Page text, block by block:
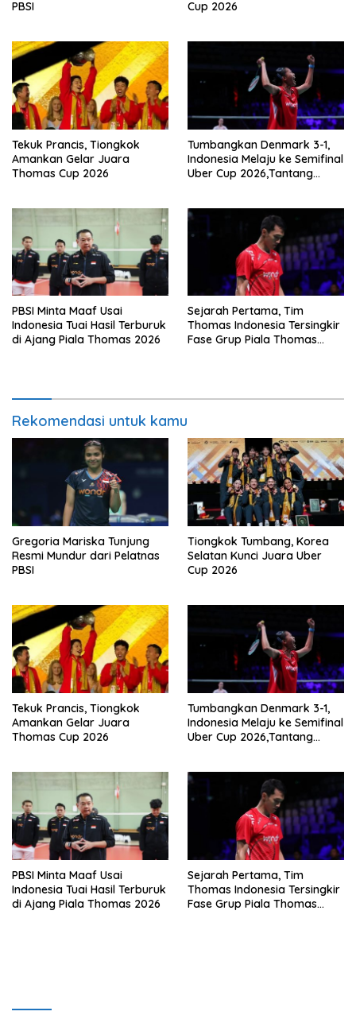
PBSI
Cup 2026
Tekuk Prancis, Tiongkok
Amankan Gelar Juara
Thomas Cup 2026
Tumbangkan Denmark 3-1,
Indonesia Melaju ke Semifinal
Uber Cup 2026,Tantang
PBSI Minta Maaf Usai
Indonesia Tuai Hasil Terburuk
di Ajang Piala Thomas 2026
Sejarah Pertama, Tim
Thomas Indonesia Tersingkir
Fase Grup Piala Thomas
Rekomendasi untuk kamu
Gregoria Mariska Tunjung
Resmi Mundur dari Pelatnas
PBSI
Tiongkok Tumbang, Korea
Selatan Kunci Juara Uber
Cup 2026
Tekuk Prancis, Tiongkok
Amankan Gelar Juara
Thomas Cup 2026
Tumbangkan Denmark 3-1,
Indonesia Melaju ke Semifinal
Uber Cup 2026,Tantang
PBSI Minta Maaf Usai
Indonesia Tuai Hasil Terburuk
di Ajang Piala Thomas 2026
Sejarah Pertama, Tim
Thomas Indonesia Tersingkir
Fase Grup Piala Thomas